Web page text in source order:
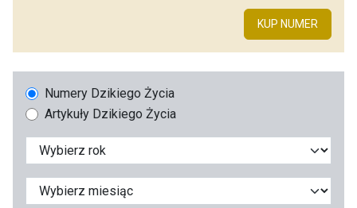
KUP NUMER
Numery Dzikiego Życia
Artykuły Dzikiego Życia